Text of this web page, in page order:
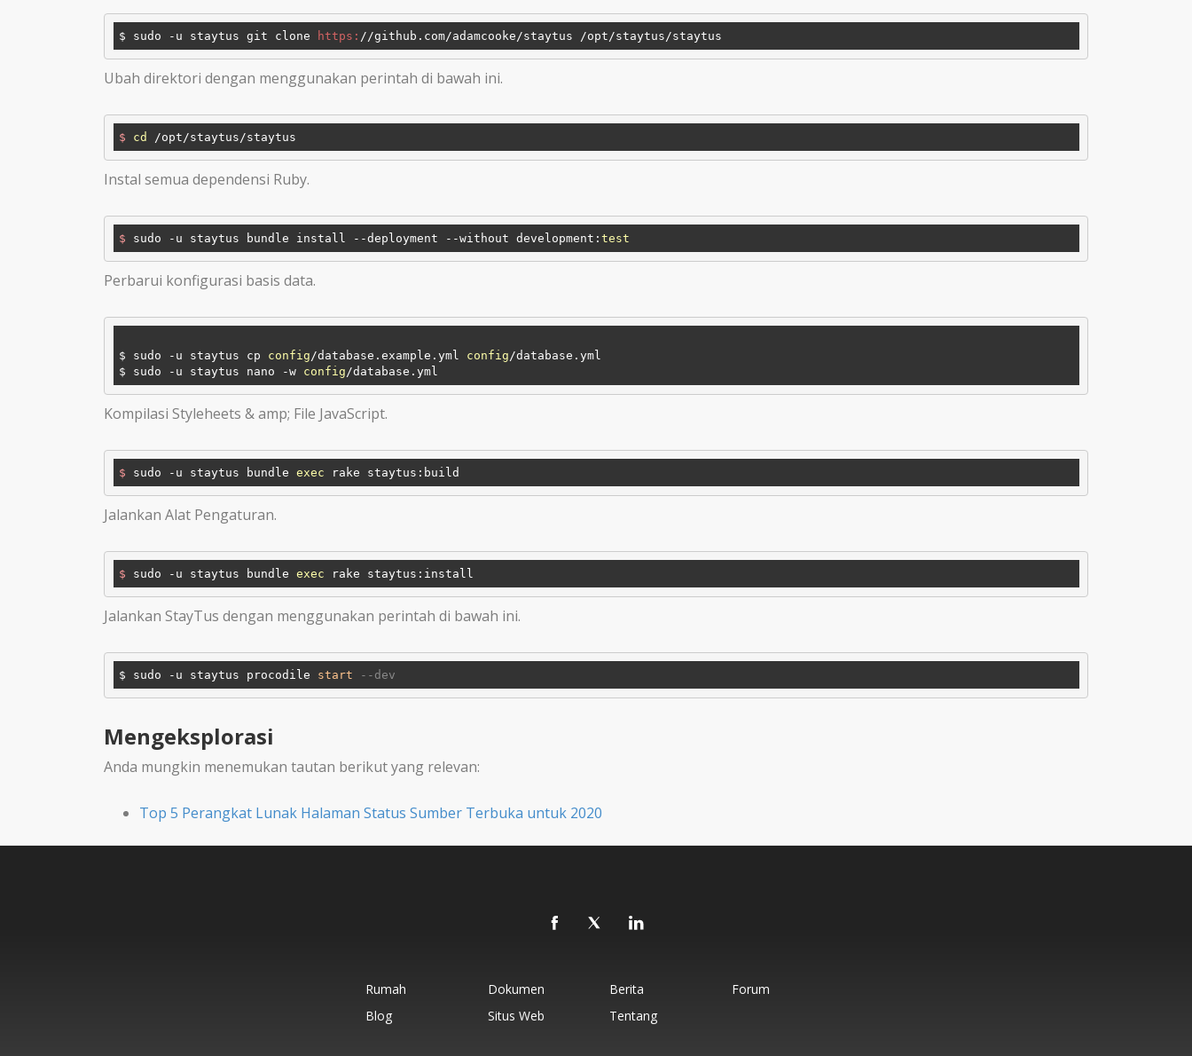
$ sudo -u staytus git clone https: / /github.com/adamcooke /staytus /opt /staytus/staytus
Ubah direktori dengan menggunakan perintah di bawah ini.
$ cd /opt/staytus/staytus
Instal semua dependensi Ruby.
$ sudo -u staytus bundle install --deployment --without development: test
Perbarui konfigurasi basis data.
$ sudo -u staytus cp config /database.example.yml config /database.yml
$ sudo -u staytus nano -w config
Kompilasi Styleheets & amp; File JavaScript.
$ sudo -u staytus bundle exec rake staytus:build
Jalankan Alat Pengaturan.
$ sudo -u staytus bundle exec rake staytus:install
Jalankan StayTus dengan menggunakan perintah di bawah ini.
$ sudo -u staytus procodile start --dev
Mengeksplorasi
Anda mungkin menemukan tautan berikut yang relevan:
Top 5 Perangkat Lunak Halaman Status Sumber Terbuka untuk 2020
Rumah Dokumen Berita
Forum
Blog
Situs Web Tentang